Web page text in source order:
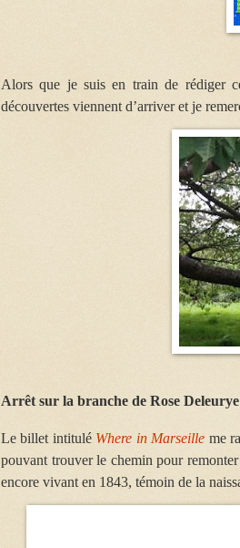
Alors que je suis en train de rédiger
découvertes viennent d’arriver et je
Arrêt sur la branche de Rose Deleurye
Le billet intitulé Where in Marseille me
pouvant trouver le chemin pour
encore vivant en 1843, témoin de la